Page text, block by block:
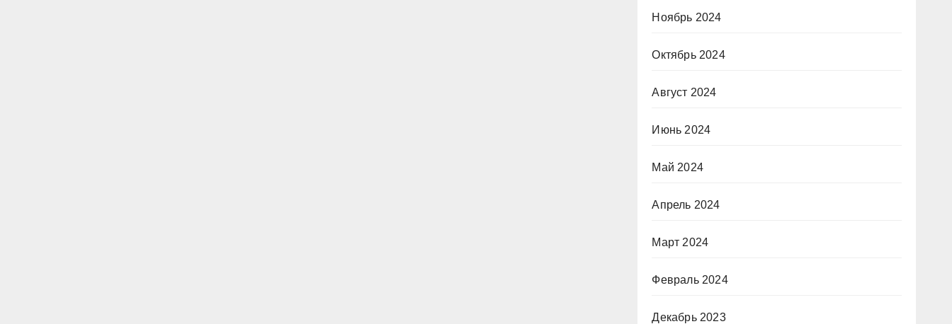
Ноябрь 2024
Октябрь 2024
Август 2024
Июнь 2024
Май 2024
Апрель 2024
Март 2024
Февраль 2024
Декабрь 2023